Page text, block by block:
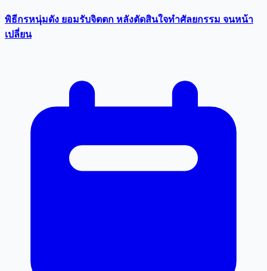
พิธีกรหนุ่มดัง ยอมรับจิตตก หลังตัดสินใจทำศัลยกรรม จนหน้า
เปลี่ยน